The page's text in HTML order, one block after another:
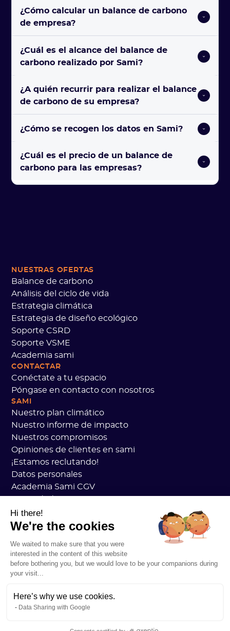
tantas buenas razones
¿Cómo calcular un balance de carbono
de empresa?
¿Cuál es el alcance del balance de
carbono realizado por Sami?
¿A quién recurrir para realizar el balance
de carbono de su empresa?
¿Cómo se recogen los datos en Sami?
¿Cuál es el precio de un balance de
carbono para las empresas?
NUESTRAS OFERTAS
Balance de carbono
Análisis del ciclo de vida
Estrategia climática
Estrategia de diseño ecológico
Soporte CSRD
Soporte VSME
Academia sami
CONTACTAR
Conéctate a tu espacio
Póngase en contacto con nosotros
SAMI
Nuestro plan climático
Nuestro informe de impacto
Nuestros compromisos
Opiniones de clientes en sami
¡Estamos reclutando!
Datos personales
Academia Sami CGV
Estado de los servicios
Información legal
Plan general de carbono
Práctica de carbono abierto
Historias de clientes
Comprenda todo sobre la huella de carbono
Entender todo acerca de los ACV
Hi there!
We're the cookies
We waited to make sure that you were
interested in the content of this website
before bothering you, but we would love to be your companions during
your visit...
Here’s why we use cookies.
Data Sharing with Google